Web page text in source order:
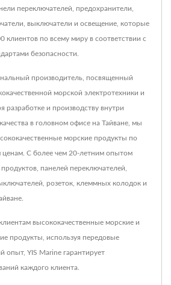
переключателей, предохранители,
выключатели и освещение, которые
клиентов по всему миру в соответствии с
безопасности.
производитель, посвященный
морской электротехники и
разработке и производству внутри
в головном офисе на Тайване, мы
морские продукты по
ценам. С более чем 20-летним опытом
панелей переключателей,
розеток, клеммных колодок и
высококачественные морские и
продукты, используя передовые
опыт, YIS Marine гарантирует
каждого клиента.